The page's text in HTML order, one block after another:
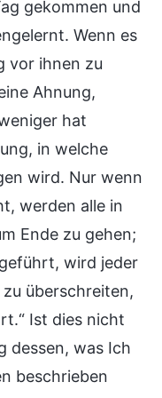
gekommen und
Wenn es
vor ihnen zu
Ahnung,
hat
in welche
wird. Nur wenn
werden alle in
Ende zu gehen;
wird jeder
überschreiten,
Ist dies nicht
dessen, was Ich
beschrieben